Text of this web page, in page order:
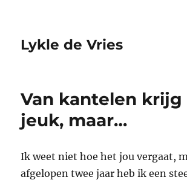
Lykle de Vries
Van kantelen krijg
jeuk, maar…
Ik weet niet hoe het jou vergaat,
afgelopen twee jaar heb ik een